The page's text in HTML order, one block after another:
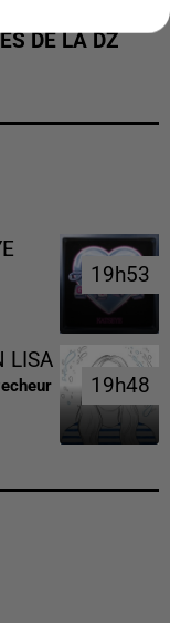
DE LA DZ
19h53
19h53
LISA
19h48
19h48